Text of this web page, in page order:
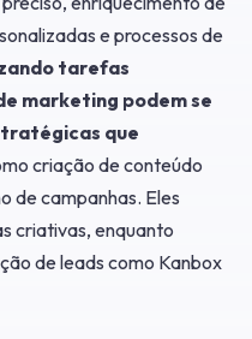
e processos de
tarefas
marketing podem se
que
criação de conteúdo
de campanhas. Eles
criativas, enquanto
de leads como Kanbox